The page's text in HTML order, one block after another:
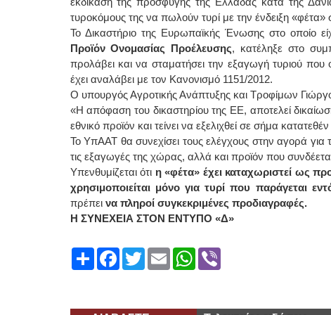
τυροκόμους της να πωλούν τυρί με την ένδειξη «φέτα»
Το Δικαστήριο της Ευρωπαϊκής Ένωσης στο οποίο
Προϊόν Ονομασίας Προέλευσης, κατέληξε στο
προλάβει και να σταματήσει την εξαγωγή τυριού
έχει αναλάβει με τον Κανονισμό 1151/2012.
Ο υπουργός Αγροτικής Ανάπτυξης και Τροφίμων
«Η απόφαση του δικαστηρίου της ΕΕ, αποτελεί
εθνικό προϊόν και τείνει να εξελιχθεί σε σήμα
Το ΥπΑΑΤ θα συνεχίσει τους ελέγχους στην αγορά για
τις εξαγωγές της χώρας, αλλά και προϊόν που
Υπενθυμίζεται ότι η «φέτα» έχει καταχωριστεί ως
χρησιμοποιείται μόνο για τυρί που παράγεται
πρέπει να πληροί συγκεκριμένες προδιαγραφές.
Η ΣΥΝΕΧΕΙΑ ΣΤΟΝ ΕΝΤΥΠΟ «Δ»
ShareFacebook
TwitterEmailWhatsApp
Viber